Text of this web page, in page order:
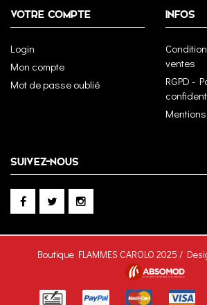
VOTRE COMPTE
Login
Mon compte
Mot de passe oublié
INFOS
ventes
RGPD -
SUIVEZ-NOUS
Boutique FLAMMES CAROLO 2025 /